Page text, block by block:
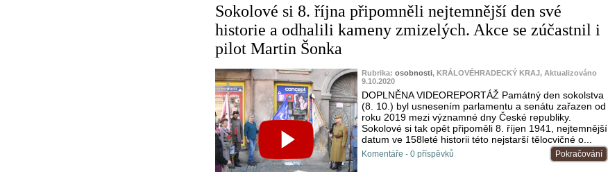
Sokolové si 8. října připomněli nejtemnější den své
historie a odhalili kameny zmizelých. Akce se zúčastnil i
pilot Martin Šonka
Rubrika: osobnosti, KRÁLOVÉHRADECKÝ KRAJ, Aktualizováno
9.10.2020
DOPLNĚNA VIDEOREPORTÁŽ Památný den sokolstva
(8. 10.) byl usnesením parlamentu a senátu zařazen od
roku 2019 mezi významné dny České republiky.
Sokolové si tak opět připoměli 8. říjen 1941, nejtemnější
datum ve 158leté historii této nejstarší tělocvičné o...
Pokračování
Komentáře - 0 příspěvků